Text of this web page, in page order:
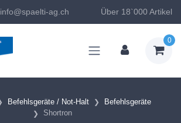
info@spaelti-ag.ch Über 18`000 Artikel
0
Befehlsgeräte / Not-Halt
Befehlsgeräte
Shortron